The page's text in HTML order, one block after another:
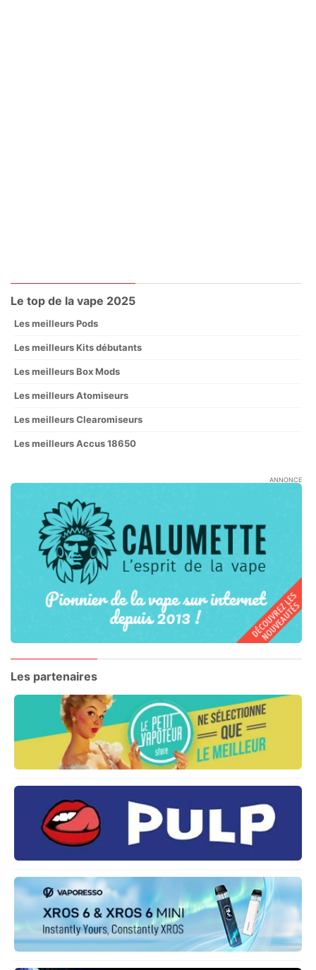
Le top de la vape 2025
Les meilleurs Pods
Les meilleurs Kits débutants
Les meilleurs Box Mods
Les meilleurs Atomiseurs
Les meilleurs Clearomiseurs
Les meilleurs Accus 18650
ANNONCE
Les partenaires